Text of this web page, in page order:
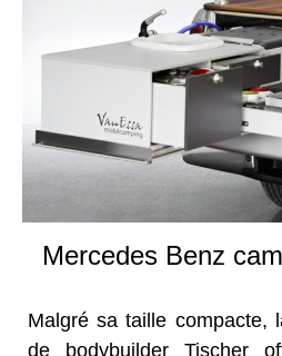
Mercedes Benz
Malgré sa taille compacte,
de bodybuilder Tischer